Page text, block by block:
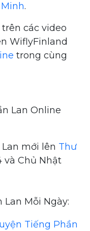
.
các video
WiflyFinland
trong cùng
Lan Online
mới lên Thư
và Chủ Nhật
Mỗi Ngày:
Tiếng Phần